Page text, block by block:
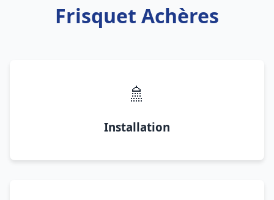
Frisquet Achères
🚿
Installation